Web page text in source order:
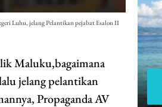
Luhu, jelang Pelantikan pejabat Esalon II
Maluku,bagaimana
jelang pelantikan
Propaganda AV